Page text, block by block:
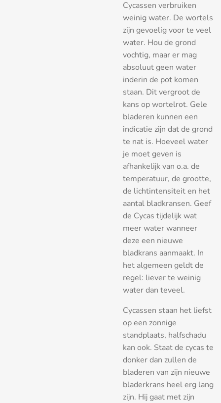
Cycassen verbruiken
weinig water. De wortels
zijn gevoelig voor te veel
water. Hou de grond
vochtig, maar er mag
absoluut geen water
inderin de pot komen
staan. Dit vergroot de
kans op wortelrot. Gele
bladeren kunnen een
indicatie zijn dat de grond
te nat is. Hoeveel water
je moet geven is
afhankelijk van o.a. de
temperatuur, de grootte,
de lichtintensiteit en het
aantal bladkransen. Geef
de Cycas tijdelijk wat
meer water wanneer
deze een nieuwe
bladkrans aanmaakt. In
het algemeen geldt de
regel: liever te weinig
water dan teveel.
Cycassen staan het liefst
op een zonnige
standplaats, halfschadu
kan ook. Staat de cycas te
donker dan zullen de
bladeren van zijn nieuwe
bladerkrans heel erg lang
zijn. Hij gaat met zijn